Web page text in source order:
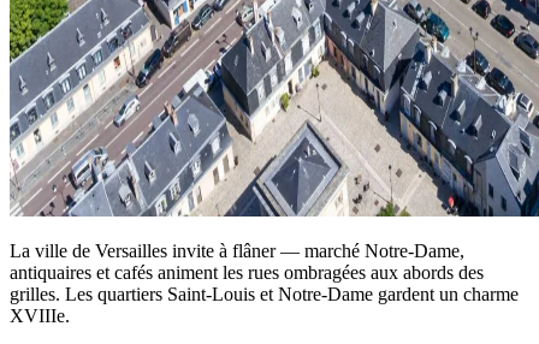
La ville de Versailles invite à flâner — marché Notre‑Dame,
antiquaires et cafés animent les rues ombragées aux abords des
grilles. Les quartiers Saint‑Louis et Notre‑Dame gardent un charme
XVIIIe.